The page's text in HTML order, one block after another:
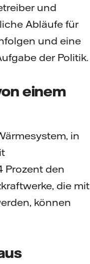
und
Abläufe für
und eine
der Politik.
einem
in
Prozent den
die mit
können